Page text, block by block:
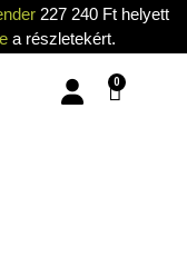
227 240 Ft helyett
a részletekért.
0